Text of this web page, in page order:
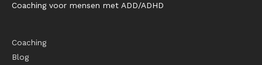
Coaching voor mensen met ADD/ADHD
Coaching
Blog